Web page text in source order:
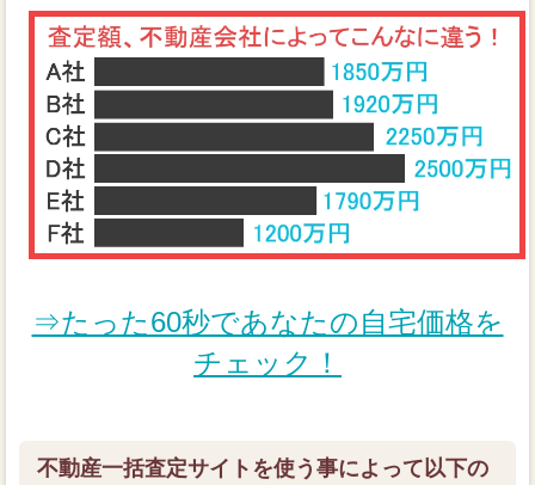
⇒たった60秒であなたの自宅価格を
チェック！
不動産一括査定サイトを使う事によって以下の